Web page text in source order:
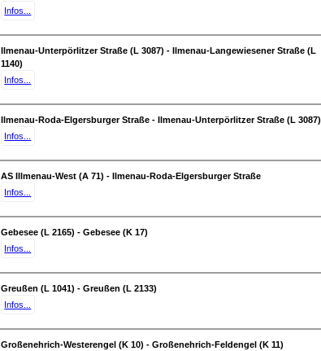
Infos...
Ilmenau-Unterpörlitzer Straße (L 3087) - Ilmenau-Langewiesener Straße (L
1140)
Infos...
Ilmenau-Roda-Elgersburger Straße - Ilmenau-Unterpörlitzer Straße (L 3087)
Infos...
AS Illmenau-West (A 71) - Ilmenau-Roda-Elgersburger Straße
Infos...
Gebesee (L 2165) - Gebesee (K 17)
Infos...
Greußen (L 1041) - Greußen (L 2133)
Infos...
Großenehrich-Westerengel (K 10) - Großenehrich-Feldengel (K 11)